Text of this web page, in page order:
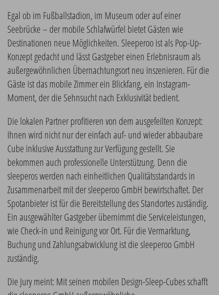
Egal ob im Fußballstadion, im Museum oder auf einer
Seebrücke – der mobile Schlafwürfel bietet Gästen wie
Destinationen neue Möglichkeiten. Sleeperoo ist als Pop-Up-
Konzept gedacht und lässt Gastgeber einen Erlebnisraum als
außergewöhnlichen Übernachtungsort neu inszenieren. Für die
Gäste ist das mobile Zimmer ein Blickfang, ein Instagram-
Moment, der die Sehnsucht nach Exklusivität bedient.
Die lokalen Partner profitieren von dem ausgefeilten Konzept:
Ihnen wird nicht nur der einfach auf- und wieder abbaubare
Cube inklusive Ausstattung zur Verfügung gestellt. Sie
bekommen auch professionelle Unterstützung. Denn die
sleeperos werden nach einheitlichen Qualitätsstandards in
Zusammenarbeit mit der sleeperoo GmbH bewirtschaftet. Der
Spotanbieter ist für die Bereitstellung des Standortes zuständig.
Ein ausgewählter Gastgeber übernimmt die Serviceleistungen,
wie Check-in und Reinigung vor Ort. Für die Vermarktung,
Buchung und Zahlungsabwicklung ist die sleeperoo GmbH
zuständig.
Die Jury meint: Mit seinen mobilen Design-Sleep-Cubes schafft